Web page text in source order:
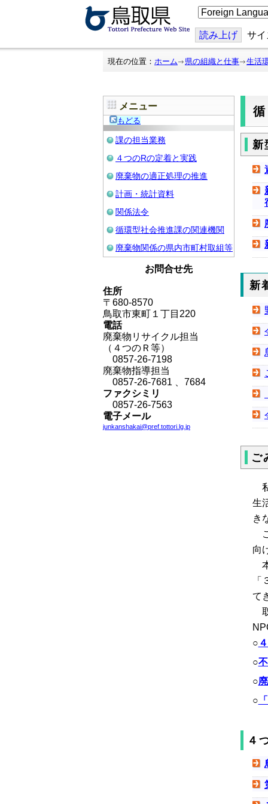
こ
の
ジ
を
翻
読み上げ サ
現在の位置： ホーム 県の組織と仕事 生活
メニュー
もどる
課の担当業務
４つのRの定着と実践
廃棄物の適正処理の推進
計画・統計資料
関係法令
循環型社会推進課の関連機関
廃棄物関係の県内市町村取組等
お問合せ先
住所
〒680-8570
鳥取市東町１丁目220
電話
廃棄物リサイクル担当
（４つのＲ等）
0857-26-7198
廃棄物指導担当
0857-26-7681
7684
ファクシミリ
0857-26-7563
電子メール
junkanshakai@pref.tottori.lg.jp
新
新
ご
生
き
向
て
○
○
○
○
４